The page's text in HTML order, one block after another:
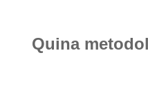
Quina